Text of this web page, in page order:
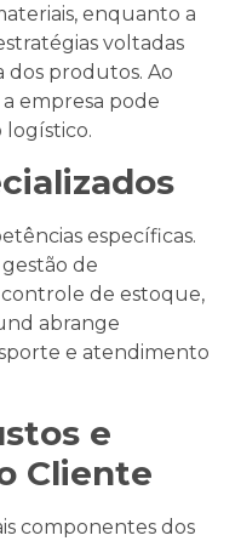
enquanto a
voltadas
dos produtos. Ao
empresa pode
logístico.
específicas.
de
de estoque,
abrange
e atendimento
e
Cliente
componentes dos